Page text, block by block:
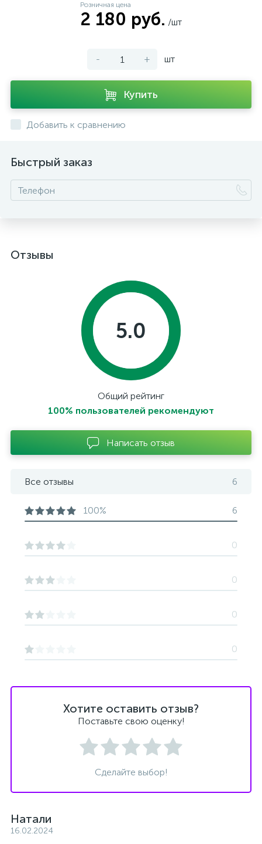
Розничная цена
2 180 руб. /шт
- + шт
Купить
Добавить к сравнению
Быстрый заказ
Отзывы
Хотите оставить отзыв?
Поставьте свою оценку!
Сделайте выбор!
Натали
16.02.2024
5.0
Общий рейтинг
100% пользователей рекомендуют
Написать отзыв
Все отзывы 6
100% 6
0
0
0
0